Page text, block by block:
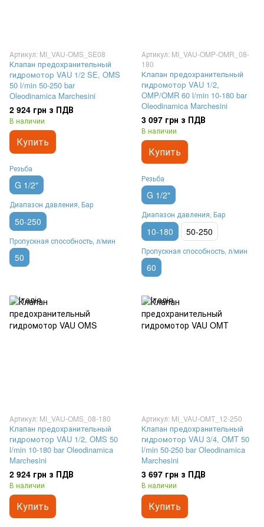
Артикул: MI_VAU-OMS_SE08
Клапан предохранительный
гидромотор VAU 1/2 SE, OMS
50 l/min 50-250 bar
Oleodinamica Marchesini
2 924 грн з ПДВ
В наличии
Купить
Резьба
G 1/2"
Диапазон давления, Бар
50-250
Пропускная способность, л/мин
50
Артикул: MI_VAU-OMP-OMR_08-
180
Клапан предохранительный
гидромотор VAU 1/2,
OMP/OMR 60 l/min 10-180 bar
Oleodinamica Marchesini
3 097 грн з ПДВ
В наличии
Купить
Резьба
G 1/2"
Диапазон давления, Бар
10-180 50-250
Пропускная способность, л/мин
60
Артикул: MI_VAU-OMS_08-180
Клапан предохранительный
гидромотор VAU 1/2, OMS 50
l/min 10-180 bar Oleodinamica
Marchesini
2 924 грн з ПДВ
В наличии
Купить
Артикул: MI_VAU-OMT_12-250
Клапан предохранительный
гидромотор VAU 3/4, OMT 50
l/min 50-250 bar Oleodinamica
Marchesini
3 697 грн з ПДВ
В наличии
Купить